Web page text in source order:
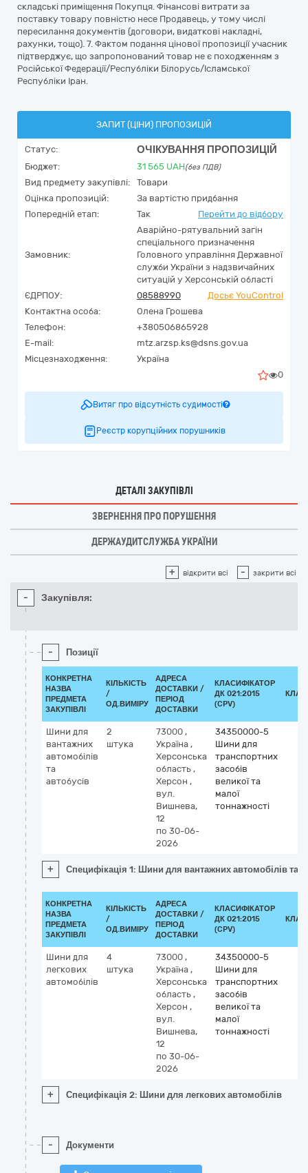
складські приміщення Покупця. Фінансові витрати за
поставку товару повністю несе Продавець, у тому числі
пересилання документів (договори, видаткові накладні,
рахунки, тощо). 7. Фактом подання цінової пропозиції учасник
підтверджує, що запропонований товар не є походженням з
Російської Федерації/Республіки Білорусь/Ісламської
Республіки Іран.
ЗАПИТ (ЦІНИ) ПРОПОЗИЦІЙ
Статус: ОЧІКУВАННЯ ПРОПОЗИЦІЙ
Бюджет: 31 565 UAH(без ПДВ)
Вид предмету закупівлі:
Товари
Оцінка пропозицій:
За вартістю придбання
Попередній етап:
Так Перейти до відбору
Замовник:
Аварійно-рятувальний загін
спеціального призначення
Головного управління Державної
служби України з надзвичайних
ситуацій у Херсонській області
ЄДРПОУ:
08588990
Досьє YouControl
Контактна особа:
Олена Грошева
Телефон:
+380506865928
E-mail:
mtz.arzsp.ks@dsns.gov.ua
Місцезнаходження:
Україна
0
Витяг про відсутність судимості
Реєстр корупційних порушників
ДЕТАЛІ ЗАКУПІВЛІ
ЗВЕРНЕННЯ ПРО ПОРУШЕННЯ
ДЕРЖАУДИТСЛУЖБА УКРАЇНИ
+ відкрити всі - закрити всі
- Закупівля:
- Позиції
КОНКРЕТНА
НАЗВА
ПРЕДМЕТА
ЗАКУПІВЛІ
КІЛЬКІСТЬ
/
ОД.ВИМІРУ
АДРЕСА
ДОСТАВКИ /
ПЕРІОД
ДОСТАВКИ
КЛАСИФІКАТОР
ДК 021:2015
(CPV)
Шини для
вантажних
автомобілів
та
автобусів
2
штука
73000 ,
Україна ,
Херсонська
область ,
Херсон ,
вул.
Вишнева,
12
по 30-06-
2026
34350000-5
Шини для
транспортних
засобів
великої та
малої
тоннажності
+ Специфікація 1: Шини для вантажних автомобілів та
КОНКРЕТНА
НАЗВА
ПРЕДМЕТА
ЗАКУПІВЛІ
КІЛЬКІСТЬ
/
ОД.ВИМІРУ
АДРЕСА
ДОСТАВКИ /
ПЕРІОД
ДОСТАВКИ
КЛАСИФІКАТОР
ДК 021:2015
(CPV)
Шини для
легкових
автомобілів
4
штука
73000 ,
Україна ,
Херсонська
область ,
Херсон ,
вул.
Вишнева,
12
по 30-06-
2026
34350000-5
Шини для
транспортних
засобів
великої та
малої
тоннажності
+ Специфікація 2: Шини для легкових автомобілів
- Документи